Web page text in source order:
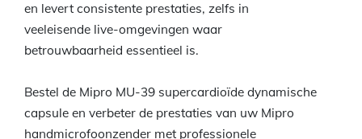
en levert consistente prestaties, zelfs in
veeleisende live-omgevingen waar
betrouwbaarheid essentieel is.
Bestel de Mipro MU-39 supercardioïde dynamische
capsule en verbeter de prestaties van uw Mipro
handmicrofoonzender met professionele